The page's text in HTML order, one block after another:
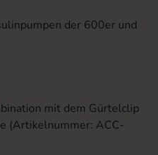
der 600er und
mit dem Gürtelclip
(Artikelnummer: ACC-